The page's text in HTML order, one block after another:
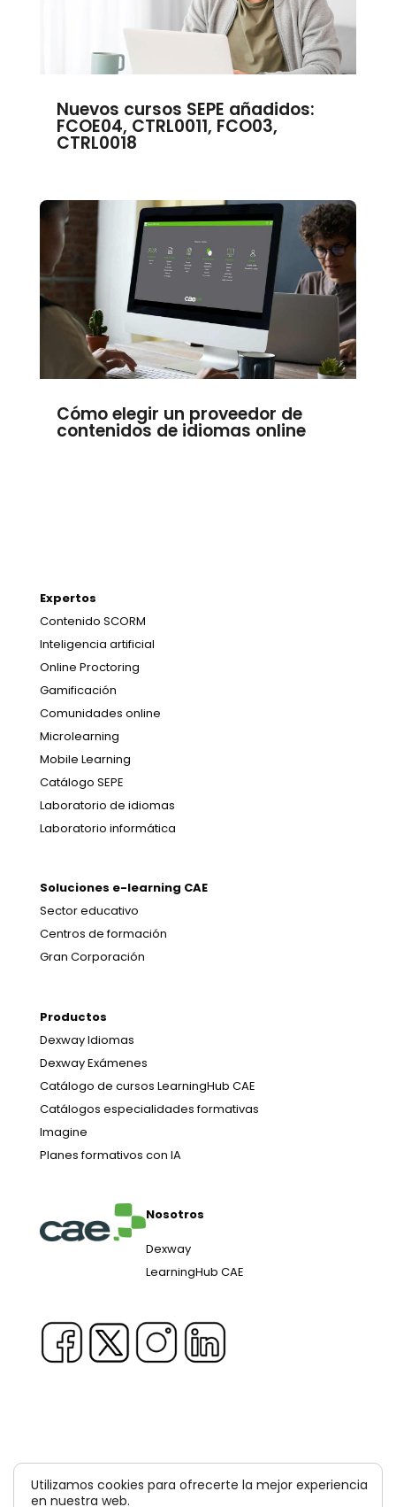
Nuevos cursos SEPE añadidos:
FCOE04, CTRL0011, FCO03,
CTRL0018
Cómo elegir un proveedor de
contenidos de idiomas online
Expertos
Contenido SCORM
Inteligencia artificial
Online Proctoring
Gamificación
Comunidades online
Microlearning
Mobile Learning
Catálogo SEPE
Laboratorio de idiomas
Laboratorio informática
Soluciones e-learning CAE
Sector educativo
Centros de formación
Gran Corporación
Productos
Dexway Idiomas
Dexway Exámenes
Catálogo de cursos LearningHub CAE
Catálogos especialidades formativas
Imagine
Planes formativos con IA
Nosotros
Dexway
LearningHub CAE
Computer Aided USA Corp. & Computer Aided
Utilizamos cookies para ofrecerte la mejor experiencia
en nuestra web.